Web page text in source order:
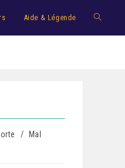
Aide & Légende
/
Mal